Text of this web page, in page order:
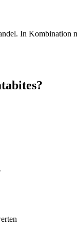
In Kombination